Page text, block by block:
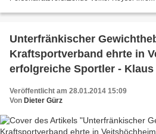
Unterfränkischer
Kraftsportverband ehrte in
erfolgreiche Sportler - Klaus
Veröffentlicht am 28.01.2014 15:09
Von Dieter Gürz